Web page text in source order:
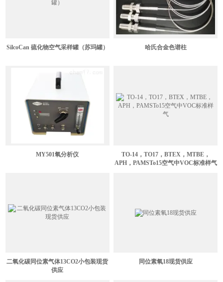
SilcoCan 硫化物空气采样罐（苏玛罐） 哈氏合金色谱柱
MY501氧分析仪
TO-14，TO17，BTEX，MTBE，
APH，PAMSTo15空气中VOC标准样气
二氧化碳同位素气体13CO2小包装现货
供应
同位素氧18现货供应